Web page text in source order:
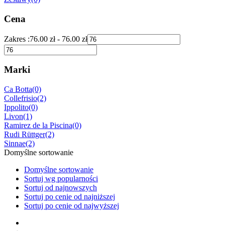
Cena
Zakres :76.00 zł- 76.00 zł
Marki
Ca Botta(0)
Collefrisio(2)
Ippolito(0)
Livon(1)
Ramirez de la Piscina(0)
Rudi Rüttger(2)
Sinnae(2)
Domyślne sortowanie
Domyślne sortowanie
Sortuj wg popularności
Sortuj od najnowszych
Sortuj po cenie od najniższej
Sortuj po cenie od najwyższej